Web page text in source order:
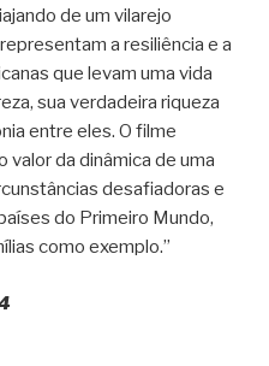
de um vilarejo
a resiliência e a
que levam uma vida
sua verdadeira riqueza
entre eles. O filme
da dinâmica de uma
desafiadoras e
do Primeiro Mundo,
como exemplo.”